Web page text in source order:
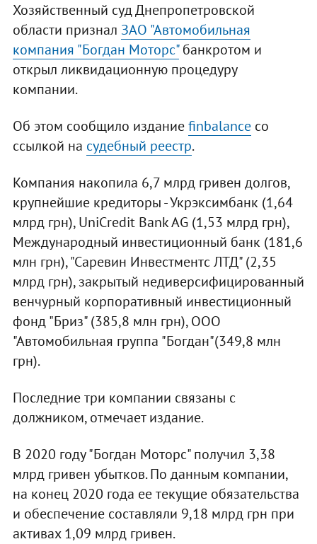
Хозяйственный суд Днепропетровской
области признал ЗАО "Автомобильная
компания "Богдан Моторс"банкротом и
открыл ликвидационную процедуру
компании.
Об этом сообщило изданиеfinbalanceсо
ссылкой на судебный реестр.
Компания накопила 6,7 млрд гривен долгов,
крупнейшие кредиторы - Укрэксимбанк (1,64
млрд грн), UniCredit Bank AG (1,53 млрд грн),
Международный инвестиционный банк (181,6
млн грн), "Саревин Инвестментс ЛТД" (2,35
млрд грн), закрытый недиверсифицированный
венчурный корпоративный инвестиционный
фонд "Бриз" (385,8 млн грн), ООО
"Автомобильная группа "Богдан"(349,8 млн
грн).
Последние три компании связаны с
должником, отмечает издание.
В 2020 году "Богдан Моторс" получил 3,38
млрд гривен убытков. По данным компании,
на конец 2020 года ее текущие обязательства
и обеспечение составляли 9,18 млрд грн при
активах 1,09 млрд гривен.